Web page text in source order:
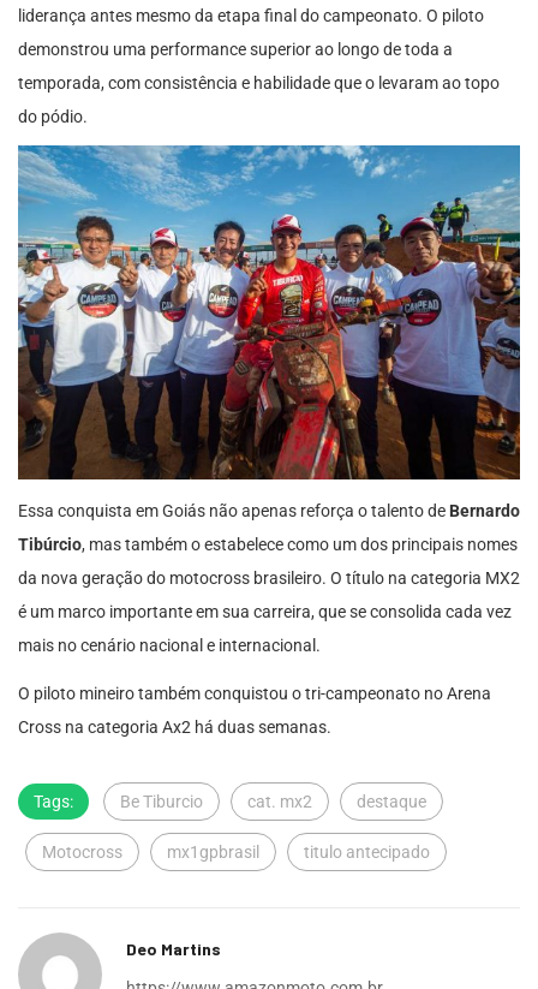
liderança antes mesmo da etapa final do campeonato. O piloto
demonstrou uma performance superior ao longo de toda a
temporada, com consistência e habilidade que o levaram ao topo
do pódio.
Essa conquista em Goiás não apenas reforça o talento de Bernardo
Tibúrcio, mas também o estabelece como um dos principais nomes
da nova geração do motocross brasileiro. O título na categoria MX2
é um marco importante em sua carreira, que se consolida cada vez
mais no cenário nacional e internacional.
O piloto mineiro também conquistou o tri-campeonato no Arena
Cross na categoria Ax2 há duas semanas.
Tags: Be Tiburcio cat. mx2 destaque
Motocross mx1gpbrasil titulo antecipado
Deo Martins